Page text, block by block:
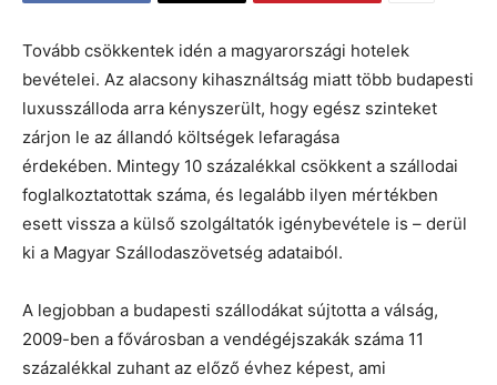
Tovább csökkentek idén a magyarországi hotelek
bevételei. Az alacsony kihasználtság miatt több budapesti
luxusszálloda arra kényszerült, hogy egész szinteket
zárjon le az állandó költségek lefaragása
érdekében. Mintegy 10 százalékkal csökkent a szállodai
foglalkoztatottak száma, és legalább ilyen mértékben
esett vissza a külső szolgáltatók igénybevétele is – derül
ki a Magyar Szállodaszövetség adataiból.
A legjobban a budapesti szállodákat sújtotta a válság,
2009-ben a fővárosban a vendégéjszakák száma 11
százalékkal zuhant az előző évhez képest, ami